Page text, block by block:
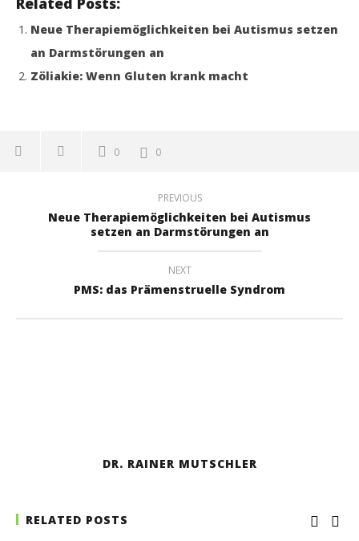
Neue Therapiemöglichkeiten bei Autismus setzen
an Darmstörungen an
Zöliakie: Wenn Gluten krank macht
0 0
PREVIOUS
Neue Therapiemöglichkeiten bei Autismus
setzen an Darmstörungen an
NEXT
PMS: das Prämenstruelle Syndrom
DR. RAINER MUTSCHLER
RELATED POSTS